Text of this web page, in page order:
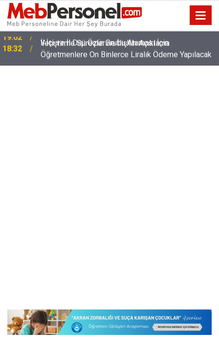
18:32
İl İçi ve İl Dışı Özür Grubu Ataması İçin
Öğretmenlere On Binlerce Liralık Ödeme Yapılacak